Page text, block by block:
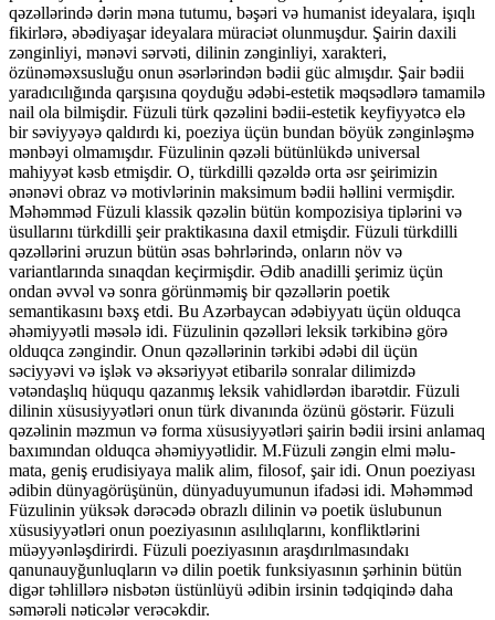
qəzəllərində dərin məna tutumu, bəşəri və humanist ideyalara, işıqlı
fikirlərə, əbədiyaşar ideyalara müraciət olunmuşdur. Şairin daxili
zənginliyi, mənəvi sərvəti, dilinin zənginliyi, xarakteri,
özünəməxsusluğu onun əsərlərindən bədii güc almışdır. Şair bədii
yaradıcılığında qarşısına qoyduğu ədəbi-estetik məqsədlərə tamamilə
nail ola bilmişdir. Füzuli türk qəzəlini bədii-estetik keyfiyyətcə elə
bir səviyyəyə qaldırdı ki, poeziya üçün bundan böyük zənginləşmə
mənbəyi olmamışdır. Füzulinin qəzəli bütünlükdə universal
mahiyyət kəsb etmişdir. O, türkdilli qəzəldə orta əsr şeirimizin
ənənəvi obraz və motivlərinin maksimum bədii həllini vermişdir.
Məhəmməd Füzuli klassik qəzəlin bütün kompozisiya tiplərini və
üsullarını türkdilli şeir praktikasına daxil etmişdir. Füzuli türkdilli
qəzəllərini əruzun bütün əsas bəhrlərində, onların növ və
variantlarında sınaqdan keçirmişdir. Ədib anadilli şerimiz üçün
ondan əvvəl və sonra görünməmiş bir qəzəllərin poetik
semantikasını bəxş etdi. Bu Azərbaycan ədəbiyyatı üçün olduqca
əhəmiyyətli məsələ idi. Füzulinin qəzəlləri leksik tərkibinə görə
olduqca zəngindir. Onun qəzəllərinin tərkibi ədəbi dil üçün
səciyyəvi və işlək və əksəriyyət etibarilə sonralar dilimizdə
vətəndaşlıq hüququ qazanmış leksik vahidlərdən ibarətdir. Füzuli
dilinin xüsusiyyətləri onun türk divanında özünü göstərir. Füzuli
qəzəlinin məzmun və forma xüsusiyyətləri şairin bədii irsini anlamaq
baxımından olduqca əhəmiyyətlidir. M.Füzuli zəngin elmi məlu­
mata, geniş erudisiyaya malik alim, filosof, şair idi. Onun poeziyası
ədibin dünyagörüşünün, dünyaduyumunun ifadəsi idi. Məhəmməd
Füzulinin yüksək dərəcədə obrazlı dilinin və poetik üslubunun
xüsusiyyətləri onun poeziyasının asılılıqlarını, konfliktlərini
müəyyənləşdirirdi. Füzuli poeziyasının araşdırılmasındakı
qanunauyğunluqların və dilin poetik funksiyasının şərhinin bütün
digər təhlillərə nisbətən üstünlüyü ədibin irsinin tədqiqində daha
səmərəli nəticələr verəcəkdir.